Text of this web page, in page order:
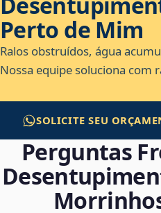
Perto de Mim
Ralos obstruídos, água
Nossa equipe soluciona com
SOLICITE SEU
Perguntas